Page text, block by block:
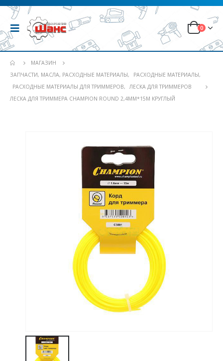
0
МАГАЗИН
ЗАПЧАСТИ, МАСЛА, РАСХОДНЫЕ МАТЕРИАЛЫ, РАСХОДНЫЕ МАТЕРИАЛЫ,
РАСХОДНЫЕ МАТЕРИАЛЫ ДЛЯ ТРИММЕРОВ,
ЛЕСКА ДЛЯ ТРИММЕРОВ
ЛЕСКА ДЛЯ ТРИММЕРА CHAMPION ROUND 2,4ММ*15М КРУГЛЫЙ